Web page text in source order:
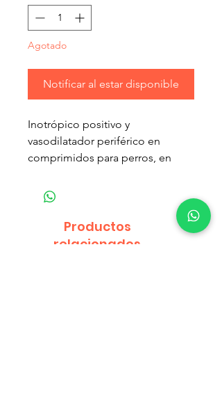
Agotado
Notificar al estar disponible
Inotrópico positivo y
vasodilatador periférico en
comprimidos para perros, en
No se deben tomar nunca por
Productos
relacionados